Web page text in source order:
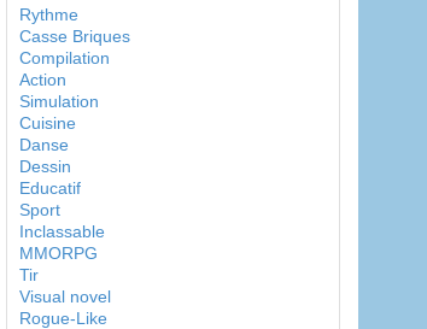
Rythme
Casse Briques
Compilation
Action
Simulation
Cuisine
Danse
Dessin
Educatif
Sport
Inclassable
MMORPG
Tir
Visual novel
Rogue-Like